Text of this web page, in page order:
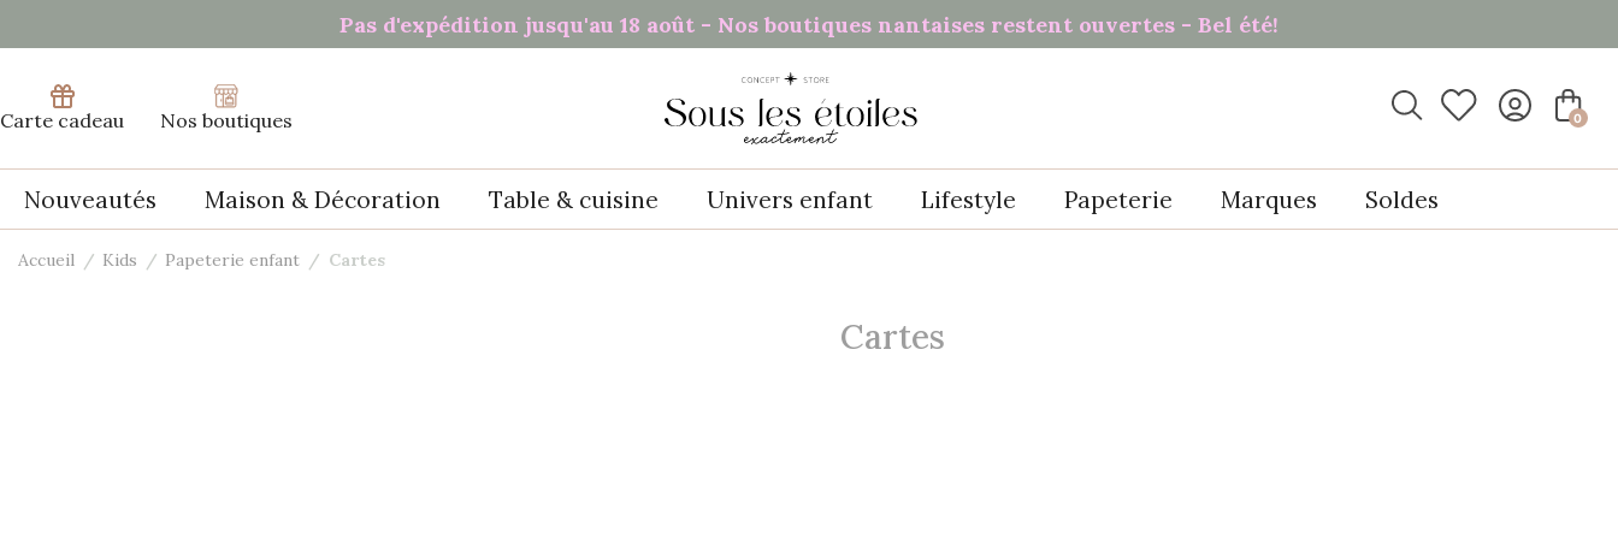
Pas d'expédition jusqu'au 18 août - Nos boutiques nantaises restent ouvertes - Bel été!
Carte cadeau Nos boutiques
 0
Nouveautés Maison & Décoration Table & cuisine Univers enfant Lifestyle Papeterie Marques Soldes
Accueil Kids Papeterie enfant Cartes
Cartes